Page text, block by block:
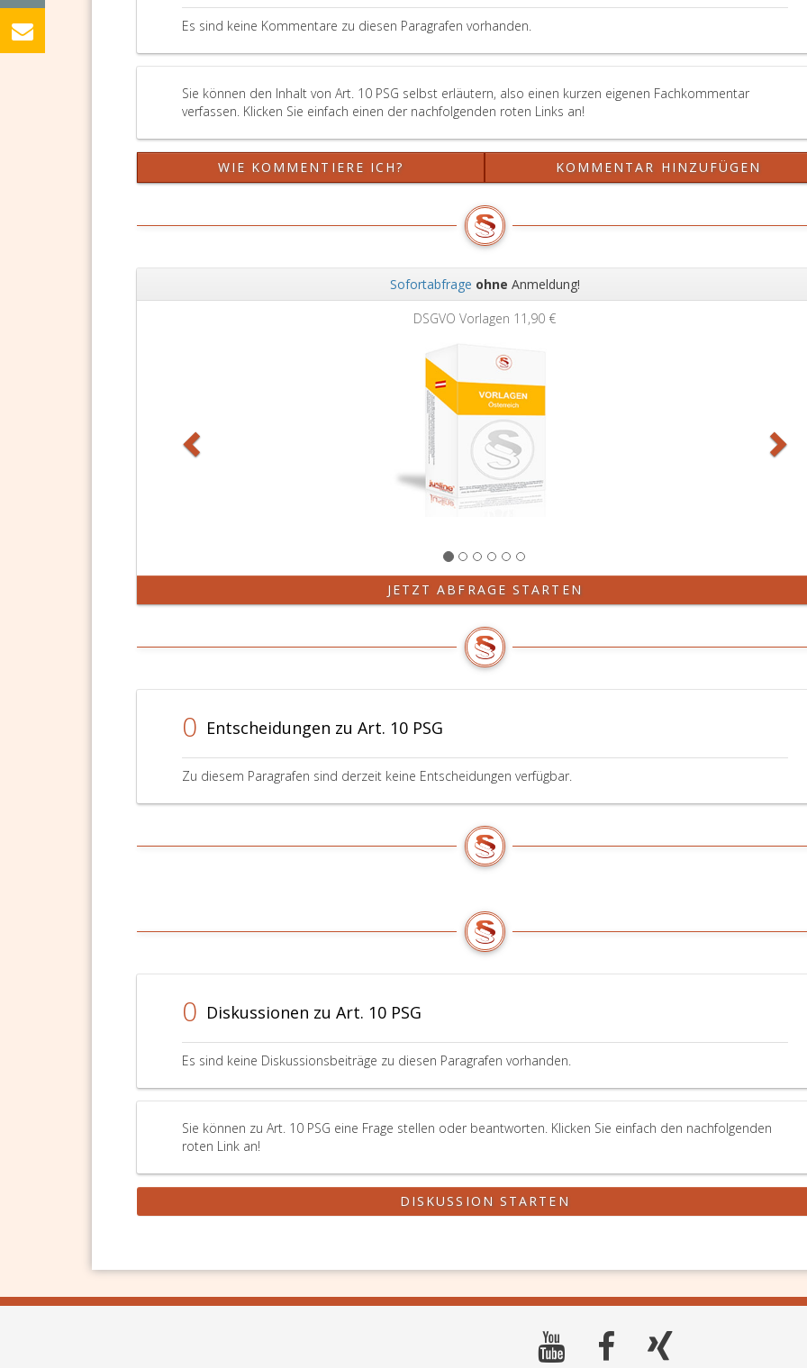
Es sind keine Kommentare zu diesen Paragrafen vorhanden.
Sie können den Inhalt von Art. 10 PSG selbst erläutern, also einen kurzen eigenen Fachkommentar
verfassen. Klicken Sie einfach einen der nachfolgenden roten Links an!
WIE KOMMENTIERE ICH? KOMMENTAR HINZUFÜGEN
Sofortabfrage ohne Anmeldung!
DSGVO Vorlagen 11,90 €
JETZT ABFRAGE STARTEN
0 Entscheidungen zu Art. 10 PSG
Zu diesem Paragrafen sind derzeit keine Entscheidungen verfügbar.
0 Diskussionen zu Art. 10 PSG
Es sind keine Diskussionsbeiträge zu diesen Paragrafen vorhanden.
Sie können zu Art. 10 PSG eine Frage stellen oder beantworten. Klicken Sie einfach den nachfolgenden
roten Link an!
DISKUSSION STARTEN